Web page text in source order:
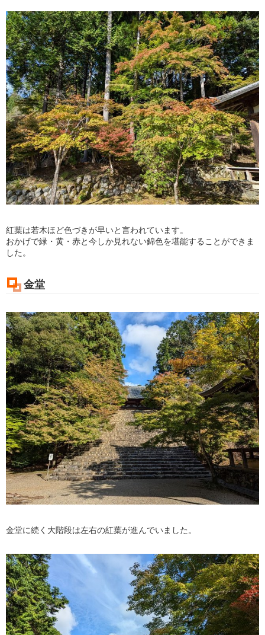
紅葉は若木ほど色づきが早いと言われています。
おかげで緑・黄・赤と今しか見れない錦色を堪能することができま
した。
金堂
金堂に続く大階段は左右の紅葉が進んでいました。